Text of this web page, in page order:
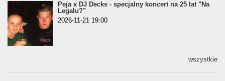
Peja x DJ Decks - specjalny koncert na 25 lat "Na
Legalu?"
2026-11-21 19:00
wszystkie